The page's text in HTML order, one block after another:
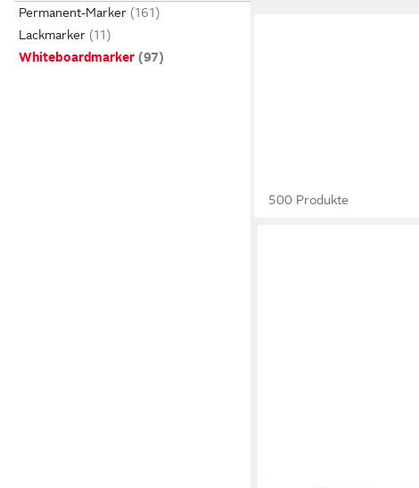
Permanent-Marker
Lackmarker
Whiteboardmarker
500 Produkte